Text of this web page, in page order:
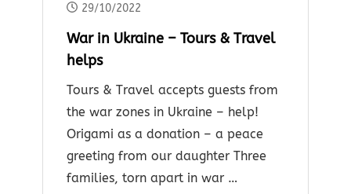
29/10/2022
War in Ukraine – Tours & Travel
helps
Tours & Travel accepts guests from
the war zones in Ukraine – help!
Origami as a donation – a peace
greeting from our daughter Three
families, torn apart in war …